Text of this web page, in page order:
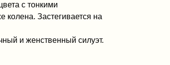
с тонкими
Застегивается на
и женственный силуэт.